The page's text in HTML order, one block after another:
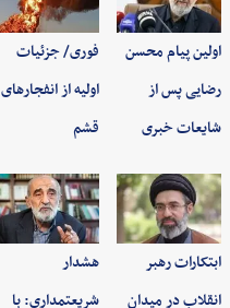
اولین پیام محسن
رضایی پس از
شایعات خبری
فوری/ جزئیات
اولیه از انفجارهای
قشم
ابتکارات رهبر
انقلاب در میدان
هشدار
شریعتمداری: با